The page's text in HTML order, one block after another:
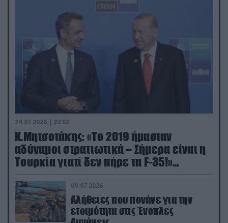
24.07.2026 | 22:02
Κ.Μητσοτάκης: «Το 2019 ήμασταν
αδύναμοι στρατιωτικά – Σήμερα είναι η
Τουρκία γιατί δεν πήρε τα F-35!»
(βίντεο)
09.07.2026
Αλήθειες που πονάνε για την
ετοιμότητα στις Ένοπλες